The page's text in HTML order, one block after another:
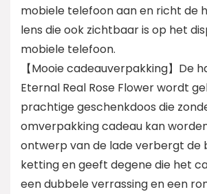
mobiele telefoon aan en richt de
lens die ook zichtbaar is op het
mobiele telefoon.
【Mooie cadeauverpakking】De
Eternal Real Rose Flower wordt
prachtige geschenkdoos die
omverpakking cadeau kan
ontwerp van de lade verbergt de
ketting en geeft degene die het
een dubbele verrassing en een